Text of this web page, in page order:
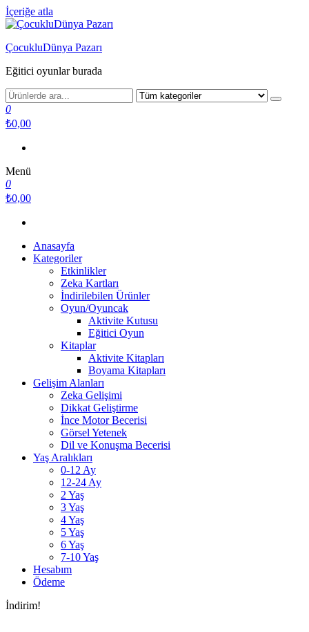
İçeriğe atla
ÇocukluDünya Pazarı
Eğitici oyunlar burada
0
₺0,00
Menü
0
₺0,00
Anasayfa
Kategoriler
Etkinlikler
Zeka Kartları
İndirilebilen Ürünler
Oyun/Oyuncak
Aktivite Kutusu
Eğitici Oyun
Kitaplar
Aktivite Kitapları
Boyama Kitapları
Gelişim Alanları
Zeka Gelişimi
Dikkat Geliştirme
İnce Motor Becerisi
Görsel Yetenek
Dil ve Konuşma Becerisi
Yaş Aralıkları
0-12 Ay
12-24 Ay
2 Yaş
3 Yaş
4 Yaş
5 Yaş
6 Yaş
7-10 Yaş
Hesabım
Ödeme
İndirim!